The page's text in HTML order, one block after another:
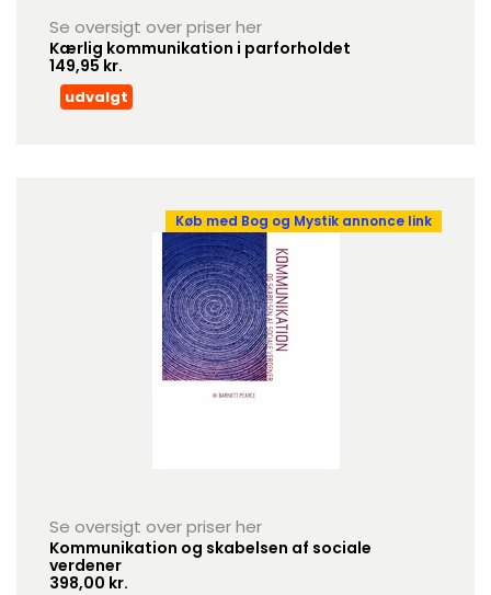
Se oversigt over priser her
Kærlig kommunikation i parforholdet
149,95 kr.
udvalgt
Køb med Bog og Mystik annonce link
Se oversigt over priser her
Kommunikation og skabelsen af sociale
verdener
398,00 kr.